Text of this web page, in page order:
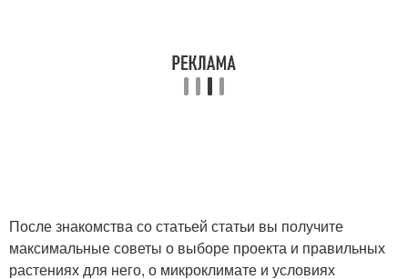
После знакомства со статьей статьи вы получите
максимальные советы о выборе проекта и правильных
растениях для него, о микроклимате и условиях